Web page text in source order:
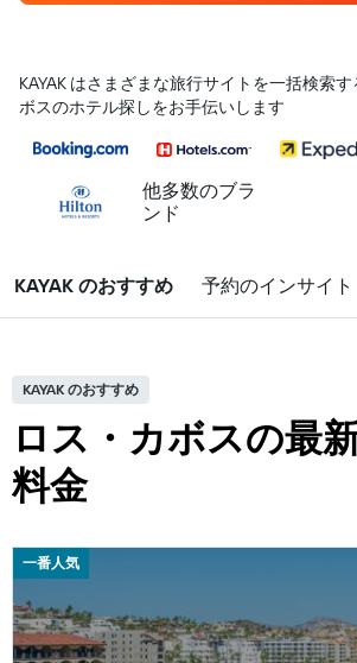
KAYAK はさまざまな旅行サイトを一括検索
ボスのホテル探しをお手伝いします
他多数のブラ
ンド
KAYAK のおすすめ 予約のインサイト
KAYAK のおすすめ
ロス・カボスの最
料金
一番人気